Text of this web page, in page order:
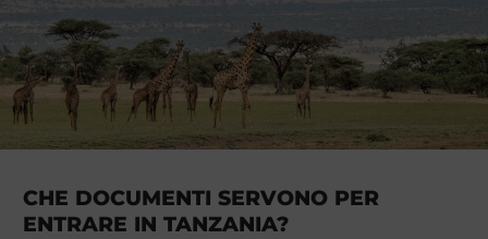
CHE DOCUMENTI SERVONO PER
ENTRARE IN TANZANIA?